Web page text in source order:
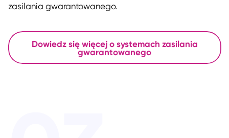
zasilania gwarantowanego.
Dowiedz się więcej o systemach zasilania
gwarantowanego